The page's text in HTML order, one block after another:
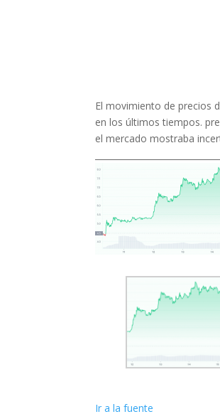
El movimiento de precios
en los últimos tiempos.
el mercado mostraba
Ir a la fuente